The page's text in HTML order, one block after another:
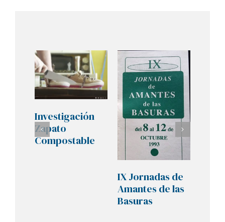
Investigación
Zapato
Compostable
IX Jornadas de
Amantes de las
Basuras